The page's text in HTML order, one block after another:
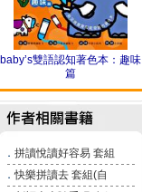
baby’s雙語認知著色本：趣味
篇
． 拼讀悅讀好容易 套組
．快樂拼讀去 套組(自